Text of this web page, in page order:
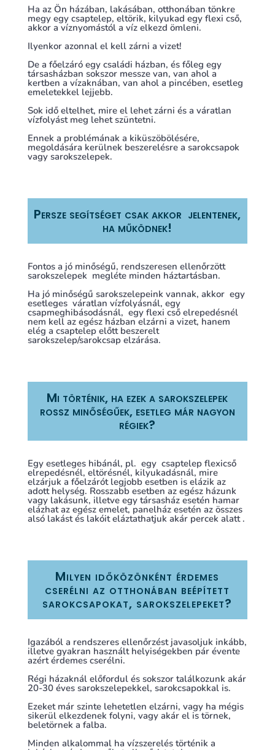
Ha az Ön házában, lakásában, otthonában tönkre
megy egy csaptelep, eltörik, kilyukad egy flexi cső,
akkor a víznyomástól a víz elkezd ömleni.
Ilyenkor azonnal el kell zárni a vizet!
De a főelzáró egy családi házban, és főleg egy
társasházban sokszor messze van, van ahol a
kertben a vízaknában, van ahol a pincében, esetleg
emeletekkel lejjebb.
Sok idő eltelhet, mire el lehet zárni és a váratlan
vízfolyást meg lehet szüntetni.
Ennek a problémának a kiküszöbölésére,
megoldására kerülnek beszerelésre a sarokcsapok
vagy sarokszelepek.
Persze segítséget csak akkor jelentenek,
ha működnek!
Fontos a jó minőségű, rendszeresen ellenőrzött
sarokszelepek megléte minden háztartásban.
Ha jó minőségű sarokszelepeink vannak, akkor egy
esetleges váratlan vízfolyásnál, egy
csapmeghibásodásnál, egy flexi cső elrepedésnél
nem kell az egész házban elzárni a vizet, hanem
elég a csaptelep előtt beszerelt
sarokszelep/sarokcsap elzárása.
Mi történik, ha ezek a sarokszelepek
rossz minőségűek, esetleg már nagyon
régiek?
Egy esetleges hibánál, pl. egy csaptelep flexicső
elrepedésnél, eltörésnél, kilyukadásnál, mire
elzárjuk a főelzárót legjobb esetben is elázik az
adott helység. Rosszabb esetben az egész házunk
vagy lakásunk, illetve egy társasház esetén hamar
elázhat az egész emelet, panelház esetén az összes
alsó lakást és lakóit eláztathatjuk akár percek alatt .
Milyen időközönként érdemes
cserélni az otthonában beépített
sarokcsapokat, sarokszelepeket?
Igazából a rendszeres ellenőrzést javasoljuk inkább,
illetve gyakran használt helyiségekben pár évente
azért érdemes cserélni.
Régi házaknál előfordul és sokszor találkozunk akár
20-30 éves sarokszelepekkel, sarokcsapokkal is.
Ezeket már szinte lehetetlen elzárni, vagy ha mégis
sikerül elkezdenek folyni, vagy akár el is törnek,
beletörnek a falba.
Minden alkalommal ha vízszerelés történik a